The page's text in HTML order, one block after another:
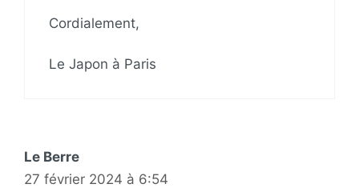
Cordialement,
Le Japon à Paris
Le Berre
27 février 2024 à 6:54